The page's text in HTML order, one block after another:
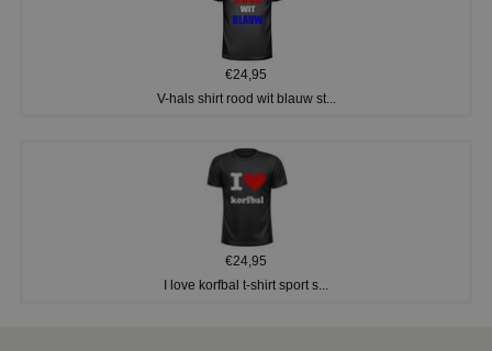
€24,95
V-hals shirt rood wit blauw st...
€24,95
I love korfbal t-shirt sport s...